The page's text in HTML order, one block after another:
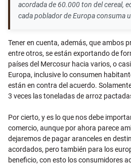
acordada de 60.000 ton del cereal,
cada poblador de Europa consuma
Tener en cuenta, además, que ambos
entre otros, se están exportando de
países del Mercosur hacia varios, o
Europa, inclusive lo consumen
están en contra del acuerdo.
3 veces las toneladas de arroz
Por cierto, y es lo que nos debe
comercio, aunque por ahora parece
dejaremos de pagar aranceles en
acordados, pero también para los
beneficio, con esto los consumidores